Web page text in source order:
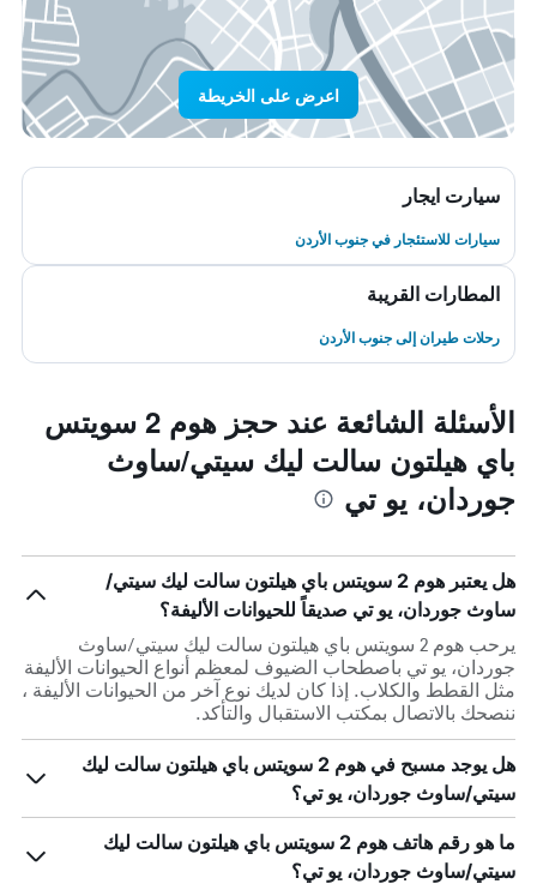
اعرض على الخريطة
سيارت ايجار
سيارات للاستئجار في جنوب الأردن
المطارات القريبة
رحلات طيران إلى جنوب الأردن
الأسئلة الشائعة عند حجز هوم 2 سويتس
باي هيلتون سالت ليك سيتي/ساوث
جوردان، يو تي
هل يعتبر هوم 2 سويتس باي هيلتون سالت ليك سيتي/
ساوث جوردان، يو تي صديقاً للحيوانات الأليفة؟
يرحب هوم 2 سويتس باي هيلتون سالت ليك سيتي/ساوث
جوردان، يو تي باصطحاب الضيوف لمعظم أنواع الحيوانات الأليفة
مثل القطط والكلاب. إذا كان لديك نوع آخر من الحيوانات الأليفة ،
ننصحك بالاتصال بمكتب الاستقبال والتأكد.
هل يوجد مسبح في هوم 2 سويتس باي هيلتون سالت ليك
سيتي/ساوث جوردان، يو تي؟
ما هو رقم هاتف هوم 2 سويتس باي هيلتون سالت ليك
سيتي/ساوث جوردان، يو تي؟